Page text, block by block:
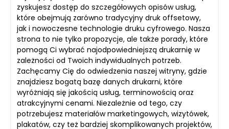
zyskujesz dostęp do szczegółowych opisów usług,
które obejmują zarówno tradycyjny druk offsetowy,
jak i nowoczesne technologie druku cyfrowego. Nasza
strona to nie tylko propozycje, ale także porady, które
pomogą Ci wybrać najodpowiedniejszą drukarnię w
zależności od Twoich indywidualnych potrzeb.
Zachęcamy Cię do odwiedzenia naszej witryny, gdzie
znajdziesz bogatą bazę danych drukarni, które
wyróżniają się jakością usług, terminowością oraz
atrakcyjnymi cenami. Niezależnie od tego, czy
potrzebujesz materiałów marketingowych, wizytówek,
plakatów, czy też bardziej skomplikowanych projektów,